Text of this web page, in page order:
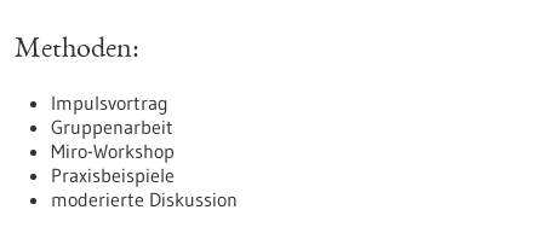
Methoden:
Impulsvortrag
Gruppenarbeit
Miro-Workshop
Praxisbeispiele
moderierte Diskussion